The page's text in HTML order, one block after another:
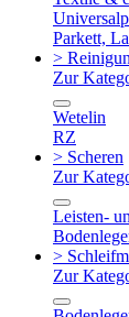
Parkett,
>
Zur
Wetelin
RZ
> Scheren
Zur
Leisten-
>
Zur